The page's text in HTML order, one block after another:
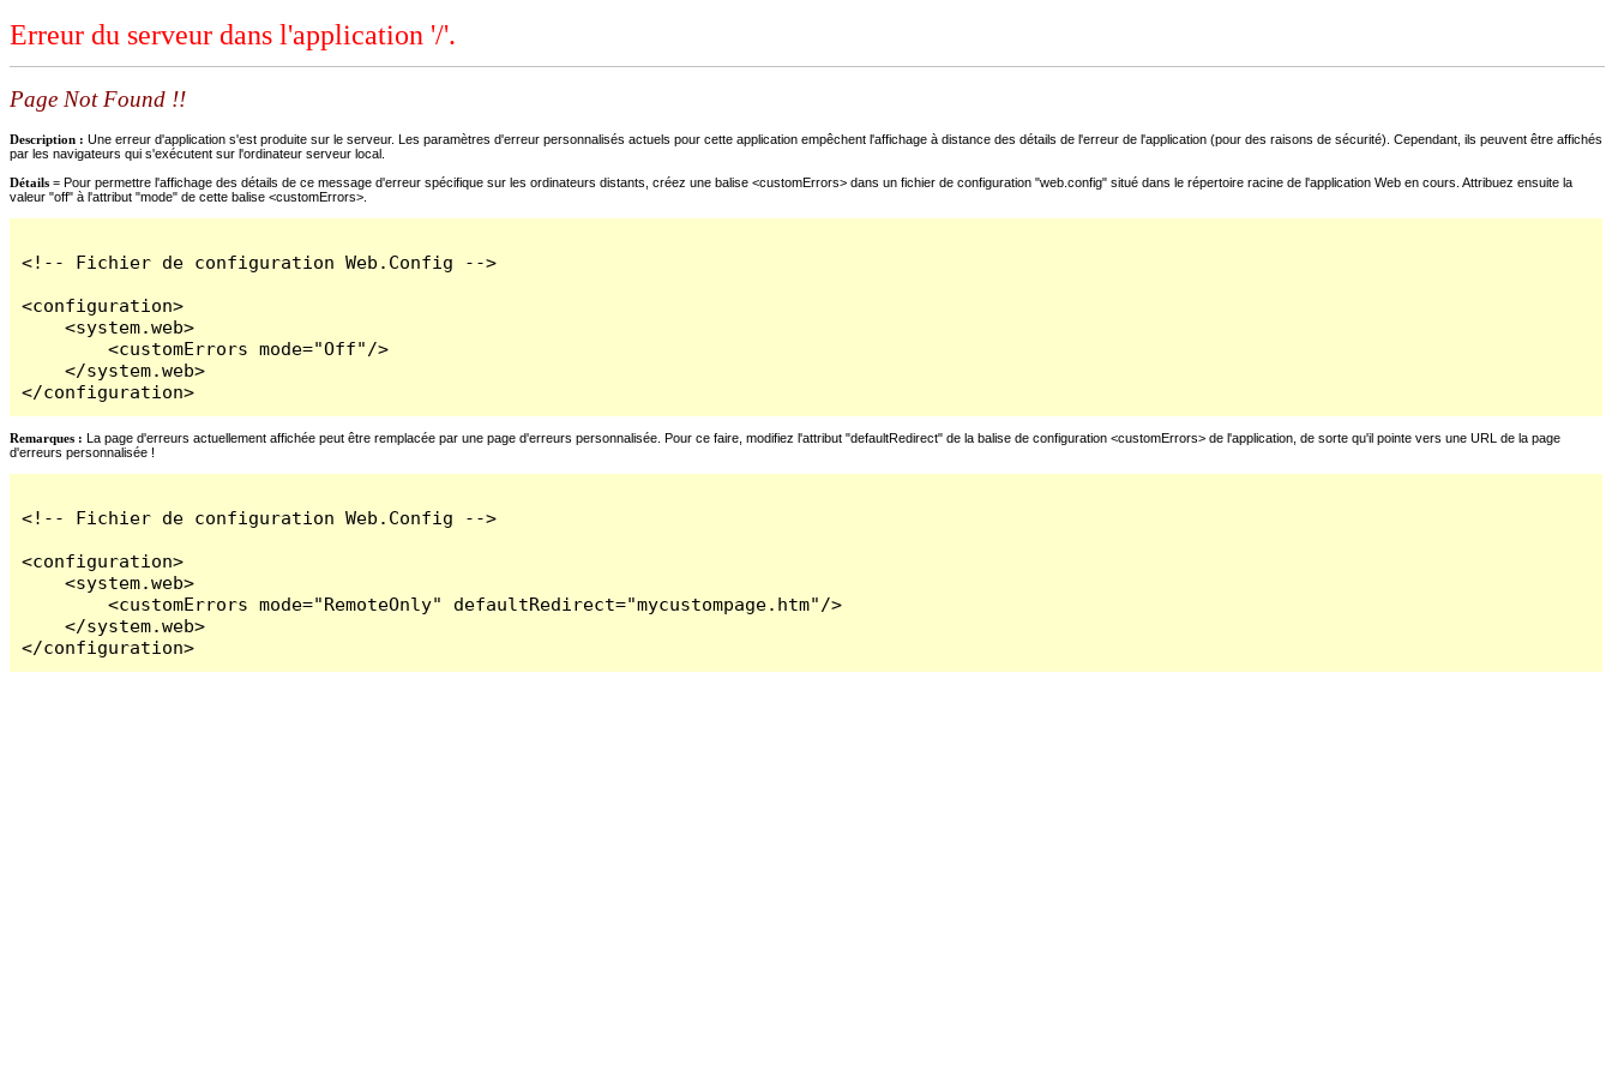
Erreur du serveur dans l'application '/'.
Page Not Found !!
Description : Une erreur d'application s'est produite sur le serveur. Les paramètres d'erreur personnalisés actuels pour cette application empêchent l'affichage à distance des détails de l'erreur de l'application (pour des raisons de sécurité). Cependant, ils peuvent être affichés
par les navigateurs qui s'exécutent sur l'ordinateur serveur local.
Détails = Pour permettre l'affichage des détails de ce message d'erreur spécifique sur les ordinateurs distants, créez une balise <customErrors> dans un fichier de configuration "web.config" situé dans le répertoire racine de l'application Web en cours. Attribuez ensuite la
valeur "off" à l'attribut "mode" de cette balise <customErrors>.
<!-- Fichier de configuration Web.Config -->
<configuration>
    <system.web>
        <customErrors mode="Off"/>
    </system.web>
</configuration>
Remarques : La page d'erreurs actuellement affichée peut être remplacée par une page d'erreurs personnalisée. Pour ce faire, modifiez l'attribut "defaultRedirect" de la balise de configuration <customErrors> de l'application, de sorte qu'il pointe vers une URL de la page
d'erreurs personnalisée !
<!-- Fichier de configuration Web.Config -->
<configuration>
    <system.web>
        <customErrors mode="RemoteOnly" defaultRedirect="mycustompage.htm"/>
    </system.web>
</configuration>